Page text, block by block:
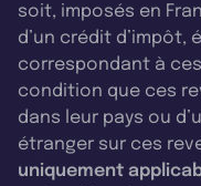
soit, imposés en
d’un crédit d’impôt,
correspondant à
condition que ces
dans leur pays ou
étranger sur ces
uniquement